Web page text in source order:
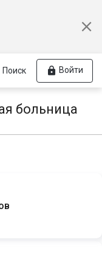
Поиск Войти
больница